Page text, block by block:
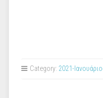
Category: 2021-